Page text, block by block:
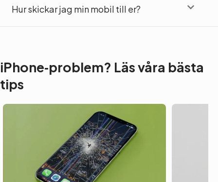
Hur skickar jag min mobil till er?
iPhone‑problem? Läs våra bästa
tips